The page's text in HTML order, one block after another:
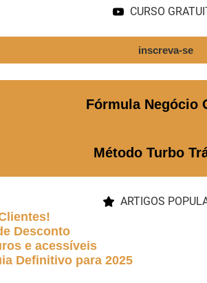
CURSO
inscreva-se
Fórmula Negócio
Método Turbo
ARTIGOS
Desconto
e acessíveis
Definitivo para 2025